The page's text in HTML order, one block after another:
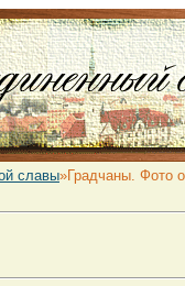
славы»Градчаны. Фото